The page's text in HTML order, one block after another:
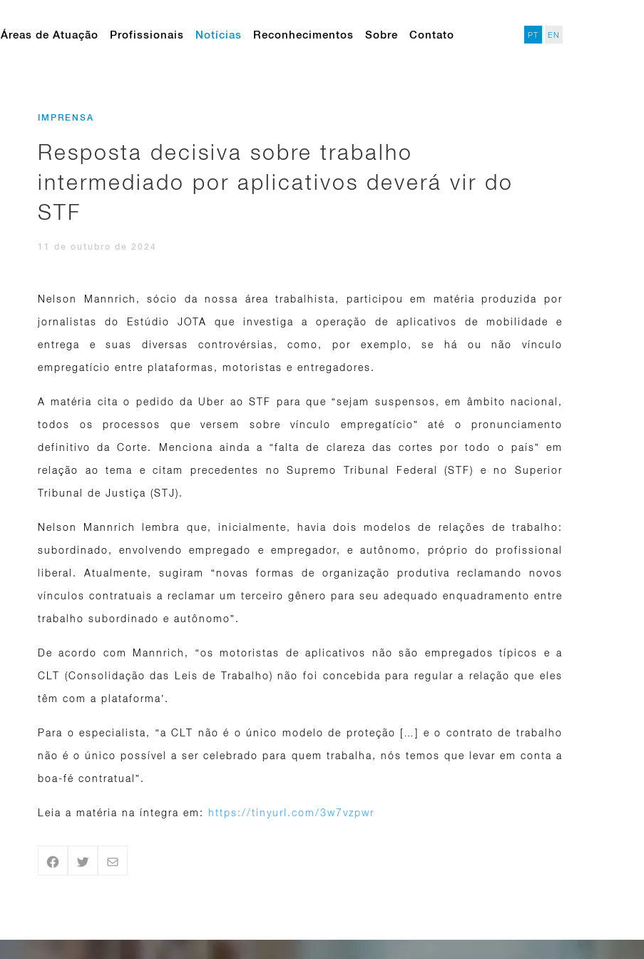
Áreas de Atuação Profissionais Notícias Reconhecimentos Sobre Contato PT EN
IMPRENSA
Resposta decisiva sobre trabalho
intermediado por aplicativos deverá vir do
STF
11 de outubro de 2024
Nelson Mannrich, sócio da nossa área trabalhista, participou em matéria produzida por
jornalistas do Estúdio JOTA que investiga a operação de aplicativos de mobilidade e
entrega e suas diversas controvérsias, como, por exemplo, se há ou não vínculo
empregatício entre plataformas, motoristas e entregadores.
A matéria cita o pedido da Uber ao STF para que “sejam suspensos, em âmbito nacional,
todos os processos que versem sobre vínculo empregatício” até o pronunciamento
definitivo da Corte. Menciona ainda a “falta de clareza das cortes por todo o país” em
relação ao tema e citam precedentes no Supremo Tribunal Federal (STF) e no Superior
Tribunal de Justiça (STJ).
Nelson Mannrich lembra que, inicialmente, havia dois modelos de relações de trabalho:
subordinado, envolvendo empregado e empregador, e autônomo, próprio do profissional
liberal. Atualmente, sugiram “novas formas de organização produtiva reclamando novos
vínculos contratuais a reclamar um terceiro gênero para seu adequado enquadramento entre
trabalho subordinado e autônomo”.
De acordo com Mannrich, “os motoristas de aplicativos não são empregados típicos e a
CLT (Consolidação das Leis de Trabalho) não foi concebida para regular a relação que eles
têm com a plataforma’.
Para o especialista, “a CLT não é o único modelo de proteção […] e o contrato de trabalho
não é o único possível a ser celebrado para quem trabalha, nós temos que levar em conta a
boa-fé contratual”.
Leia a matéria na íntegra em: https://tinyurl.com/3w7vzpwr